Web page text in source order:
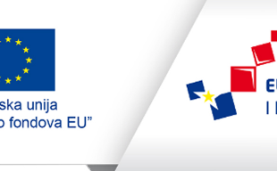
TopTim liga 29-10-2023